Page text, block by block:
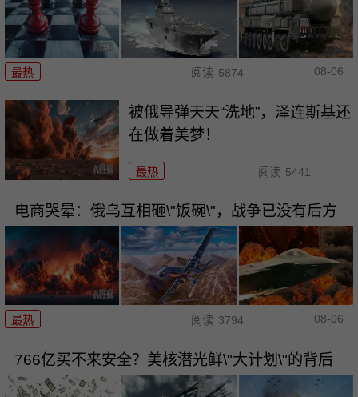
最热 阅读 5874 08-06
被俄导弹天天“洗地”，泽连斯基还
在做着美梦！
最热 阅读 5441
电商哭晕：俄乌互相砸\"饭碗\"，战争已没有后方
最热 阅读 3794 08-06
766亿买不来安全？美核潜光鲜\"大计划\"的背后